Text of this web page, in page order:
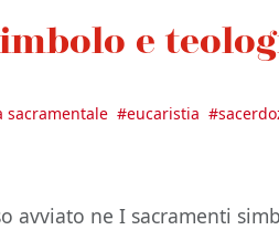
e
sacramentale #eucaristia #
avviato ne I sacramenti